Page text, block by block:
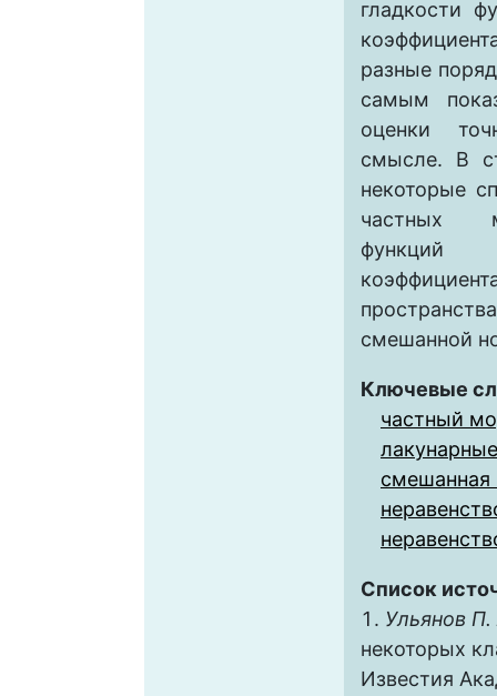
гладкости
разные
самым
оценки
смысле. В
некоторые
частных
функций
смешанной
Ключевые
частный
смешанная
Список
Ульянов
некоторых
Известия